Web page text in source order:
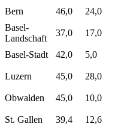
Bern
46,0 24,0
Basel-
Landschaft
37,0 17,0
Basel-Stadt
42,0 5,0
Luzern
45,0 28,0
Obwalden
45,0 10,0
St. Gallen
39,4 12,6